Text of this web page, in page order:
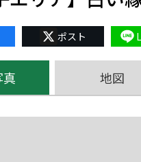
X
地図